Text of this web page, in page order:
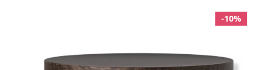
-10%